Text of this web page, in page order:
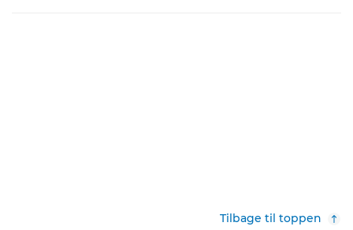
Tilbage til toppen